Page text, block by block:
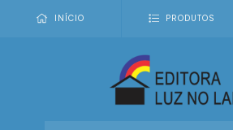
INÍCIO PRODUTOS